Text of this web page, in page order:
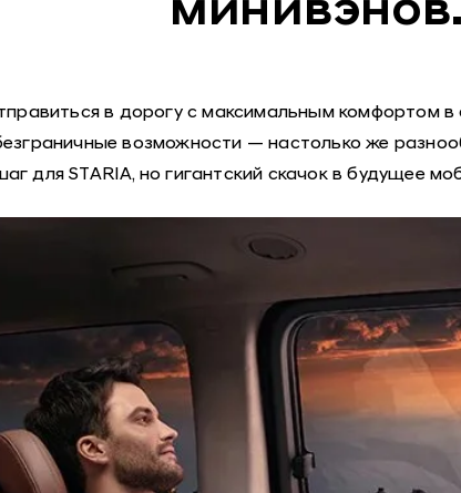
минивэнов.
в дорогу с максимальным комфортом
возможности — настолько же
для STARIA, но гигантский скачок в будущее